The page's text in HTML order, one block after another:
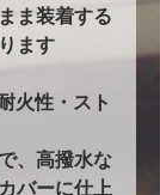
ま装着する
ます
火性・スト
、高撥水な
バーに仕上